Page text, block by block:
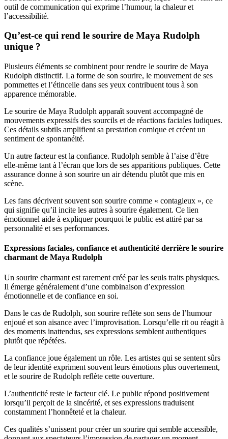
outil de communication qui exprime l’humour, la chaleur et
l’accessibilité.
Qu’est-ce qui rend le sourire de Maya Rudolph
unique ?
Plusieurs éléments se combinent pour rendre le sourire de Maya
Rudolph distinctif. La forme de son sourire, le mouvement de ses
pommettes et l’étincelle dans ses yeux contribuent tous à son
apparence mémorable.
Le sourire de Maya Rudolph apparaît souvent accompagné de
mouvements expressifs des sourcils et de réactions faciales ludiques.
Ces détails subtils amplifient sa prestation comique et créent un
sentiment de spontanéité.
Un autre facteur est la confiance. Rudolph semble à l’aise d’être
elle-même tant à l’écran que lors de ses apparitions publiques. Cette
assurance donne à son sourire un air détendu plutôt que mis en
scène.
Les fans décrivent souvent son sourire comme « contagieux », ce
qui signifie qu’il incite les autres à sourire également. Ce lien
émotionnel aide à expliquer pourquoi le public est attiré par sa
personnalité et ses performances.
Expressions faciales, confiance et authenticité derrière le sourire
charmant de Maya Rudolph
Un sourire charmant est rarement créé par les seuls traits physiques.
Il émerge généralement d’une combinaison d’expression
émotionnelle et de confiance en soi.
Dans le cas de Rudolph, son sourire reflète son sens de l’humour
enjoué et son aisance avec l’improvisation. Lorsqu’elle rit ou réagit à
des moments inattendus, ses expressions semblent authentiques
plutôt que répétées.
La confiance joue également un rôle. Les artistes qui se sentent sûrs
de leur identité expriment souvent leurs émotions plus ouvertement,
et le sourire de Rudolph reflète cette ouverture.
L’authenticité reste le facteur clé. Le public répond positivement
lorsqu’il perçoit de la sincérité, et ses expressions traduisent
constamment l’honnêteté et la chaleur.
Ces qualités s’unissent pour créer un sourire qui semble accessible,